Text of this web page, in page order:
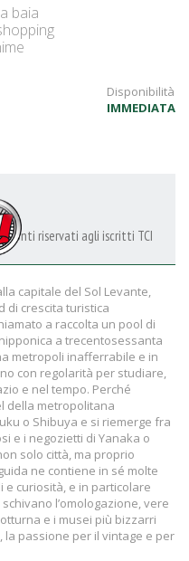
baia
Disponibilità
IMMEDIATA
Sconti riservati agli iscritti TCI
capitale del Sol Levante,
di crescita turistica
a raccolta un pool di
a trecentosessanta
metropoli inafferrabile e in
con regolarità per studiare,
e nel tempo. Perché
della metropolitana
o Shibuya e si riemerge fra
e i negozietti di Yanaka o
solo città, ma proprio
ne contiene in sé molte
e curiosità, e in particolare
l’omologazione, vere
e i musei più bizzarri
la passione per il vintage e per